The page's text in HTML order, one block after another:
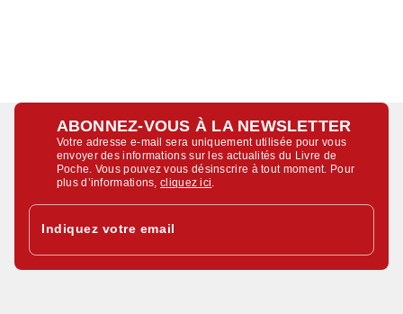
ABONNEZ-VOUS À LA NEWSLETTER
Votre adresse e-mail sera uniquement utilisée pour vous
envoyer des informations sur les actualités du Livre de
Poche. Vous pouvez vous désinscrire à tout moment. Pour
plus d’informations,cliquez ici
Indiquez votre email